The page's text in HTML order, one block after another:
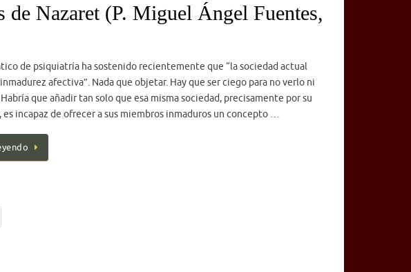
de Nazaret (P. Miguel Ángel Fuentes,
de psiquiatría ha sostenido recientemente que “la sociedad actual
afectiva”. Nada que objetar. Hay que ser ciego para no verlo ni
que añadir tan solo que esa misma sociedad, precisamente por su
es incapaz de ofrecer a sus miembros inmaduros un concepto …